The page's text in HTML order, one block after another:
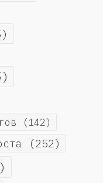
(142)
(252)